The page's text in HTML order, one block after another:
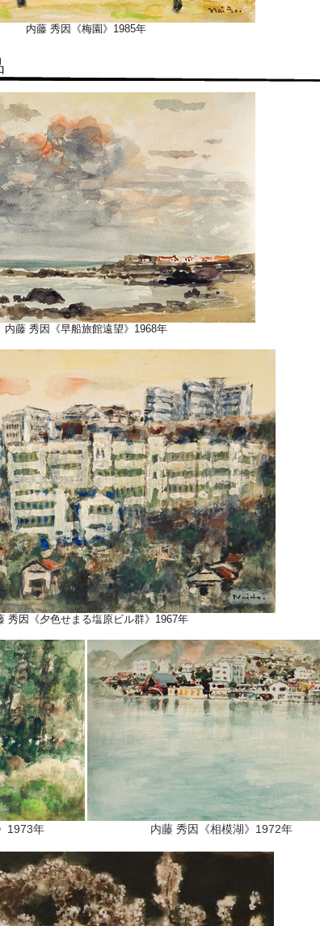
内藤 秀因《梅園》1985年
内藤 秀因《早船旅館遠望》1968年
秀因《夕色せまる塩原ビル群》1967年
1973年 内藤 秀因《相模湖》1972年